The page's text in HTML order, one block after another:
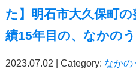
た】明石市大久保町
績15年目の、なかの
2023.07.02 | Category: なかの